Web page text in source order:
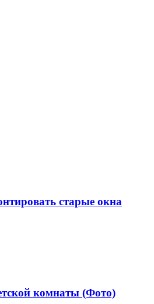
старые окна
комнаты (Фото)